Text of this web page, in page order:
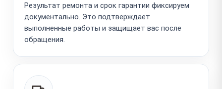
Результат ремонта и срок гарантии фиксируем
документально. Это подтверждает
выполненные работы и защищает вас после
обращения.